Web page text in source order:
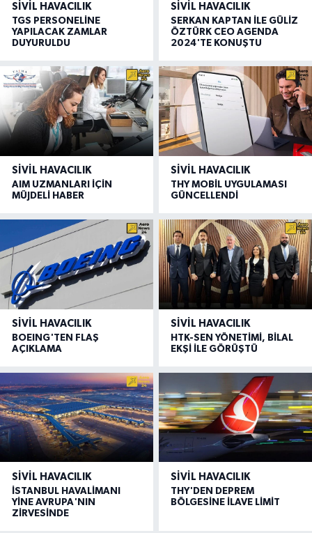
SIVIL HAVACILIK
TGS PERSONELİNE
YAPILACAK ZAMLAR
DUYURULDU
SIVIL HAVACILIK
SERKAN KAPTAN İLE GÜLİZ
ÖZTÜRK CEO AGENDA
2024'TE KONUŞTU
SIVIL HAVACILIK
AIM UZMANLARI İÇİN
MÜJDELİ HABER
SIVIL HAVACILIK
THY MOBİL UYGULAMASI
GÜNCELLENDİ
SIVIL HAVACILIK
BOEING'TEN FLAŞ
AÇIKLAMA
SIVIL HAVACILIK
HTK-SEN YÖNETİMİ, BİLAL
EKŞİ İLE GÖRÜŞTÜ
SIVIL HAVACILIK
İSTANBUL HAVALİMANI
YİNE AVRUPA'NIN
ZİRVESİNDE
SIVIL HAVACILIK
THY'DEN DEPREM
BÖLGESİNE İLAVE LİMİT